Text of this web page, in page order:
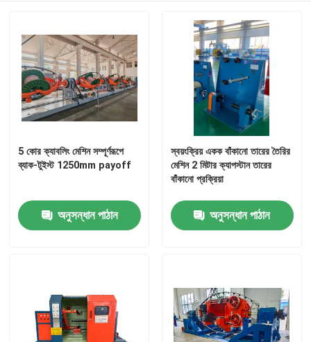
বোক টাইপ ক্যাবল মেশিন
ক্যাবল প্যাকিং মেশিন
অনুভূমিক তারের টেপিং মেশিন
তারের ট্যাপিং মেশিন
সহায়ক সরঞ্জাম
5 কোর ক্যাবলিং মেশিন সম্পূর্ণরূপে
ব্যাক-টুইস্ট 1250mm payoff
অনুসন্ধান পাঠান
স্বয়ংক্রিয় একক বাঁকানো তারের তৈরির
মেশিন 2 মিটার ক্যাপস্টান তারের
বাঁকানো প্রক্রিয়া
অনুসন্ধান পাঠান